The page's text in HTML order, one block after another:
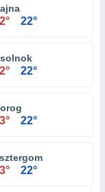
22°
22°
22°
22°